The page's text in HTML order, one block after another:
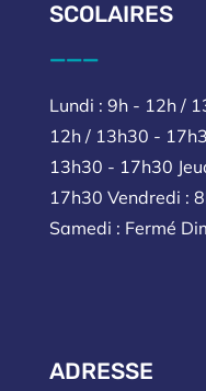
SCOLAIRES
___
Lundi : 9h - 12h /
12h / 13h30 -
13h30 - 17h30
17h30 Vendredi :
Samedi : Fermé
ADRESSE